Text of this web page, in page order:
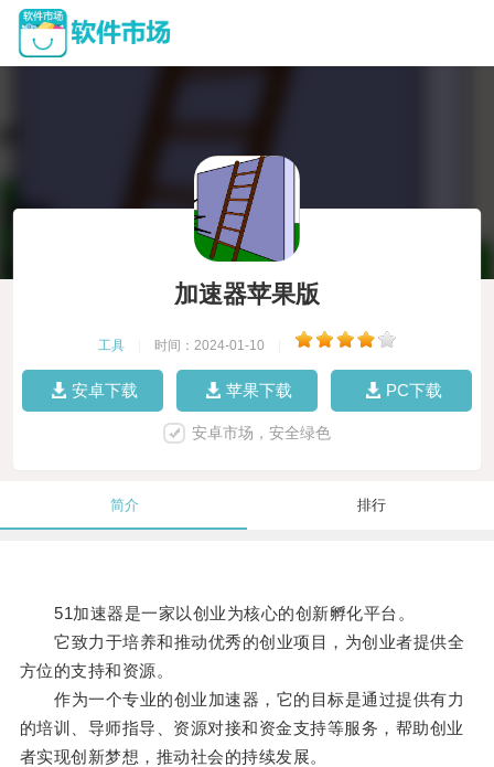
加速器苹果版
工具 时间：2024-01-10
安卓下载 苹果下载 PC下载
安卓市场，安全绿色
简介 排行
51加速器是一家以创业为核心的创新孵化平台。
它致力于培养和推动优秀的创业项目，为创业者提供全
方位的支持和资源。
作为一个专业的创业加速器，它的目标是通过提供有力
的培训、导师指导、资源对接和资金支持等服务，帮助创业
者实现创新梦想，推动社会的持续发展。